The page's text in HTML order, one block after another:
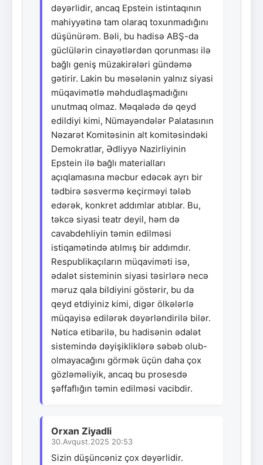
dəyərlidir, ancaq Epstein istintaqının
mahiyyətinə tam olaraq toxunmadığını
düşünürəm. Bəli, bu hadisə ABŞ-da
güclülərin cinayətlərdən qorunması ilə
bağlı geniş müzakirələri gündəmə
gətirir. Lakin bu məsələnin yalnız siyasi
müqavimətlə məhdudlaşmadığını
unutmaq olmaz. Məqalədə də qeyd
edildiyi kimi, Nümayəndələr Palatasının
Nəzarət Komitəsinin alt komitəsindəki
Demokratlar, Ədliyyə Nazirliyinin
Epstein ilə bağlı materialları
açıqlamasına məcbur edəcək ayrı bir
tədbirə səsvermə keçirməyi tələb
edərək, konkret addımlar atıblar. Bu,
təkcə siyasi teatr deyil, həm də
cavabdehliyin təmin edilməsi
istiqamətində atılmış bir addımdır.
Respublikaçıların müqaviməti isə,
ədalət sisteminin siyasi təsirlərə necə
məruz qala bildiyini göstərir, bu da
qeyd etdiyiniz kimi, digər ölkələrlə
müqayisə edilərək dəyərləndirilə bilər.
Nəticə etibarilə, bu hadisənin ədalət
sistemində dəyişikliklərə səbəb olub-
olmayacağını görmək üçün daha çox
gözləməliyik, ancaq bu prosesdə
şəffaflığın təmin edilməsi vacibdir.
Orxan Ziyadli
30.Avqust.2025 20:53
Sizin düşüncəniz çox dəyərlidir.